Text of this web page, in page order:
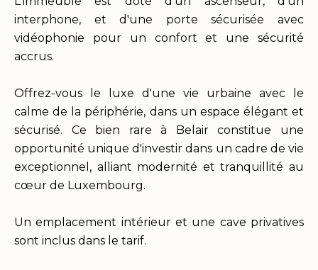
interphone, et d'une porte sécurisée avec
vidéophonie pour un confort et une sécurité
accrus.
Offrez-vous le luxe d'une vie urbaine avec le
calme de la périphérie, dans un espace élégant et
sécurisé. Ce bien rare à Belair constitue une
opportunité unique d'investir dans un cadre de vie
exceptionnel, alliant modernité et tranquillité au
cœur de Luxembourg.
Un emplacement intérieur et une cave privatives
sont inclus dans le tarif.